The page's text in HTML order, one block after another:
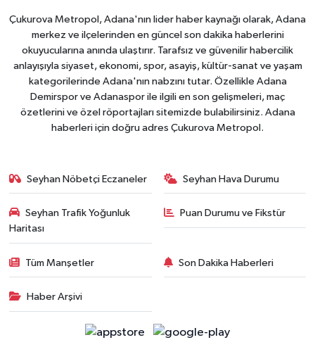
Çukurova Metropol, Adana'nın lider haber kaynağı olarak, Adana
merkez ve ilçelerinden en güncel son dakika haberlerini
okuyucularına anında ulaştırır. Tarafsız ve güvenilir habercilik
anlayışıyla siyaset, ekonomi, spor, asayiş, kültür-sanat ve yaşam
kategorilerinde Adana'nın nabzını tutar. Özellikle Adana
Demirspor ve Adanaspor ile ilgili en son gelişmeleri, maç
özetlerini ve özel röportajları sitemizde bulabilirsiniz. Adana
haberleri için doğru adres Çukurova Metropol.
Seyhan Nöbetçi Eczaneler Seyhan Hava Durumu
Seyhan Trafik Yoğunluk
Haritası
Puan Durumu ve Fikstür
Tüm Manşetler Son Dakika Haberleri
Haber Arşivi